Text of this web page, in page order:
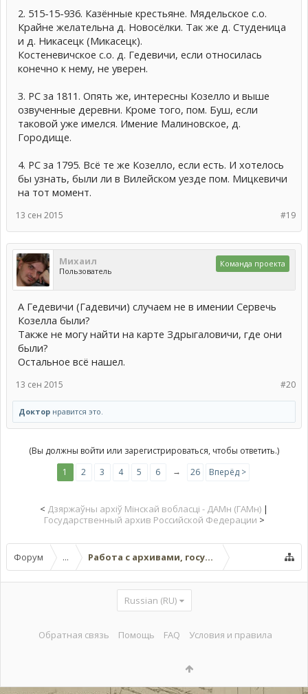
2. 515-15-936. Казённые крестьяне. Мядельское с.о.
Крайне желательна д. Новосёлки. Так же д. Студеница
и д. Никасецк (Микасецк).
Костеневичское с.о. д. Гедевичи, если относилась
конечно к нему, не уверен.
3. РС за 1811. Опять же, интересны Козелло и выше
озвученные деревни. Кроме того, пом. Буш, если
таковой уже имелся. Имение Малиновское, д.
Городище.
4. РС за 1795. Всё те же Козелло, если есть. И хотелось
бы узнать, были ли в Вилейском уезде пом. Мицкевичи
на тот момент.
#19
13 сен 2015
Михаил
Пользователь
Команда проекта
А Гедевичи (Гадевичи) случаем не в имении Сервечь
Козелла были?
Также не могу найти на карте Здрыгаловичи, где они
были?
Остальное всё нашел.
#20
13 сен 2015
Доктор нравится это.
(Вы должны войти или зарегистрироваться, чтобы ответить.)
1
2 3 4 5 6 → 26 Вперёд >
< Дзяржаўны архіў Мінскай вобласці - ДАМн (ГАМн) |
Государственный архив Российской Федерации >
Форум ... Работа с архивами, госучреждениями,
Russian (RU)
Обратная связь Помощь FAQ Условия и правила